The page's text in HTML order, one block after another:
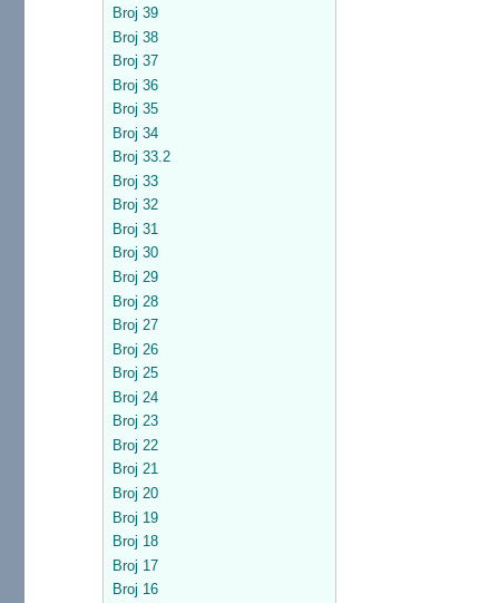
Broj 39
Broj 38
Broj 37
Broj 36
Broj 35
Broj 34
Broj 33.2
Broj 33
Broj 32
Broj 31
Broj 30
Broj 29
Broj 28
Broj 27
Broj 26
Broj 25
Broj 24
Broj 23
Broj 22
Broj 21
Broj 20
Broj 19
Broj 18
Broj 17
Broj 16